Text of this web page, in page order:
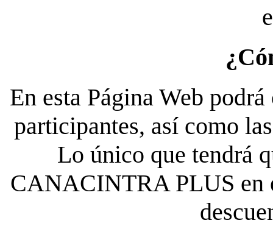
En esta Página Web
participantes, así como
Lo único que tendrá
CANACINTRA PLUS en